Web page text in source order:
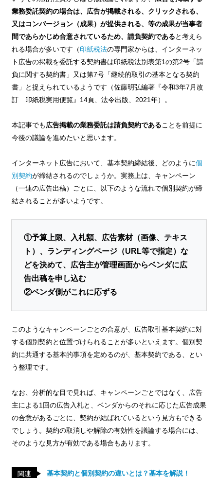
業務委託契約の場合は、広告が掲載される、クリックされる、
又はコンバージョン（成果）が提供される、等の成果が当事者
間であらかじめ合意されているため、請負契約であると考えら
れる場合が多いです（印紙税法の専門家からは、インターネッ
ト広告の掲載を委託する契約書は印紙税法別表第1の第2号「請
負に関する契約書」又は第7号「継続的取引の基本となる契約
書」と捉えられているようです（佐藤明弘編著『令和3年7月改
訂 印紙税実用便覧』14頁、法令出版、2021年）。
本記事でも広告掲載の業務委託は請負契約であることを前提に
今後の議論を進めたいと思います。
インターネット広告において、基本契約締結後、どのように個
別契約が締結されるのでしょうか。実務上は、キャンペーン
（一連の広告出稿）ごとに、以下のような流れで個別契約が締
結されることが多いようです。
①予算上限、入札額、広告素材（画像、テキス
ト）、ランディングページ（URL等で指定）な
どを決めて、広告主が管理画面からベンダに広
告出稿を申し込む
②ベンダ側がこれに応ずる
このようなキャンペーンごとの合意が、広告取引基本契約に対
する個別契約と位置づけられることが多いといえます。個別契
約に共通する基本的事項を定めるのが、基本契約である、とい
う整理です。
なお、分析的な目で見れば、キャンペーンごとではなく、広告
主による1回の広告入札と、ベンダからのそれに応じた広告成果
の合意があるごとに、契約が結ばれているという見方もできる
でしょう。契約の取消しや解除の有効性を議論する場合には、
そのような見方が有効である場合もあります。
関連 基本契約と個別契約の違いとは？基本を解説！